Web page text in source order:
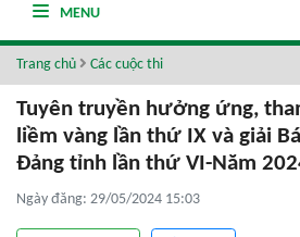
MENU
Trang chủ Các cuộc thi
Tuyên truyền hưởng ứng,
liềm vàng lần thứ IX và giải
Đảng tỉnh lần thứ VI-Năm
Ngày đăng: 29/05/2024 15:03